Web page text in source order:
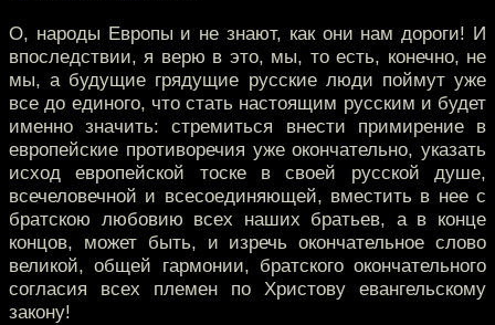
О, народы Европы и не знают, как они нам дороги! И
впоследствии, я верю в это, мы, то есть, конечно, не
мы, а будущие грядущие русские люди поймут уже
все до единого, что стать настоящим русским и будет
именно значить: стремиться внести примирение в
европейские противоречия уже окончательно, указать
исход европейской тоске в своей русской душе,
всечеловечной и всесоединяющей, вместить в нее с
братскою любовию всех наших братьев, а в конце
концов, может быть, и изречь окончательное слово
великой, общей гармонии, братского окончательного
согласия всех племен по Христову евангельскому
закону!